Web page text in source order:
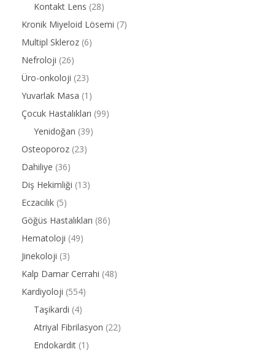
Kontakt Lens (28)
Kronik Miyeloid Lösemi (7)
Multipl Skleroz (6)
Nefroloji (26)
Üro-onkoloji (23)
Yuvarlak Masa (1)
Çocuk Hastalıkları (99)
Yenidoğan (39)
Osteoporoz (23)
Dahiliye (36)
Diş Hekimliği (13)
Eczacılık (5)
Göğüs Hastalıkları (86)
Hematoloji (49)
Jinekoloji (3)
Kalp Damar Cerrahi (48)
Kardiyoloji (554)
Taşikardi (4)
Atriyal Fibrilasyon (22)
Endokardit (1)